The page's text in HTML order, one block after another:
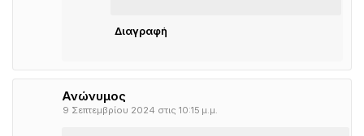
Διαγραφή
Ανώνυμος
9 Σεπτεμβρίου 2024 στις 10:15 μ.μ.